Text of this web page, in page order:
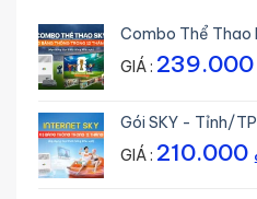
Combo Thể Thao
GIÁ : 239.000
Gói SKY - Tỉnh/TP
GIÁ : 210.000